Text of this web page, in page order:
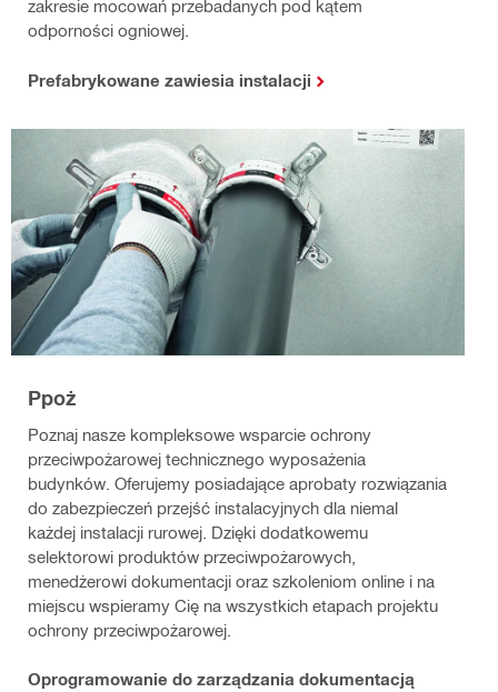
zakresie mocowań przebadanych pod kątem
odporności ogniowej.
Prefabrykowane zawiesia instalacji
Ppoż
Poznaj nasze kompleksowe wsparcie ochrony
przeciwpożarowej technicznego wyposażenia
budynków. Oferujemy posiadające aprobaty rozwiązania
do zabezpieczeń przejść instalacyjnych dla niemal
każdej instalacji rurowej. Dzięki dodatkowemu
selektorowi produktów przeciwpożarowych,
menedżerowi dokumentacji oraz szkoleniom online i na
miejscu wspieramy Cię na wszystkich etapach projektu
ochrony przeciwpożarowej.
Oprogramowanie do zarządzania dokumentacją